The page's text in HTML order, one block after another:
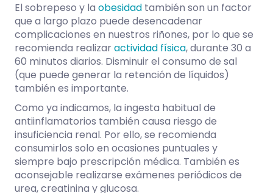
El sobrepeso y la obesidad también son un factor
que a largo plazo puede desencadenar
complicaciones en nuestros riñones, por lo que se
recomienda realizaractividad física, durante 30 a
60 minutos diarios. Disminuir el consumo de sal
(que puede generar la retención de líquidos)
también es importante.
Como ya indicamos, la ingesta habitual de
antiinflamatorios también causa riesgo de
insuficiencia renal. Por ello, se recomienda
consumirlos solo en ocasiones puntuales y
siempre bajo prescripción médica. También es
aconsejable realizarse exámenes periódicos de
urea, creatinina y glucosa.